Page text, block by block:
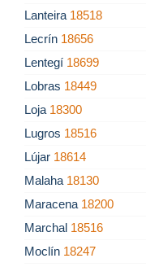
Lanteira 18518
Lecrín 18656
Lentegí 18699
Lobras 18449
Loja 18300
Lugros 18516
Lújar 18614
Malaha 18130
Maracena 18200
Marchal 18516
Moclín 18247